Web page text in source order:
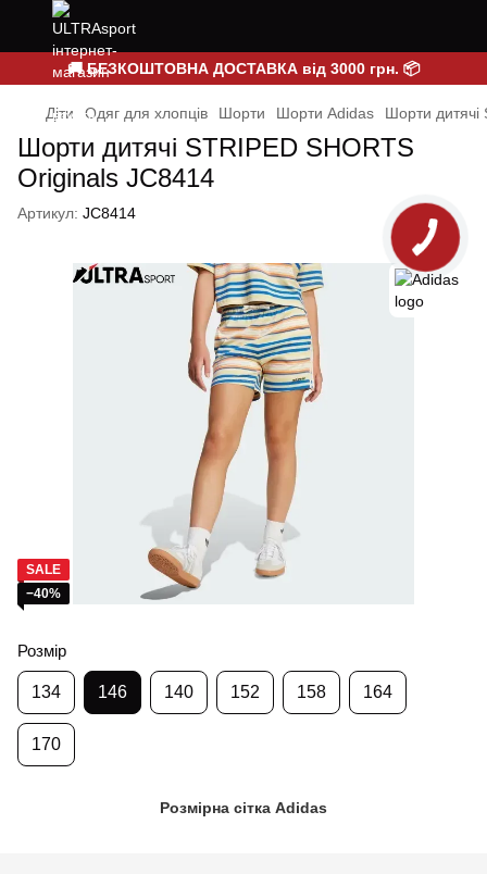
🚚 БЕЗКОШТОВНА ДОСТАВКА від 3000 грн. 📦
Діти Одяг для хлопців Шорти Шорти Adidas Шорти
Шорти дитячі STRIPED SHORTS
Originals JC8414
Артикул: JC8414
SALE
−40%
Розмір
134 146 140 152 158 164
170
Розмірна сітка Adidas